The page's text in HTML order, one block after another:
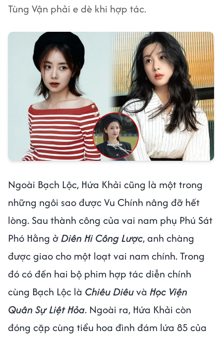
Tùng Vận phải e dè khi hợp tác.
Ngoài Bạch Lộc, Hứa Khải cũng là một trong
những ngôi sao được Vu Chính nâng đỡ hết
lòng. Sau thành công của vai nam phụ Phú Sát
Phó Hằng ởDiên Hi Công Lược, anh chàng
được giao cho một loạt vai nam chính. Trong
đó có đến hai bộ phim hợp tác diễn chính
cùng Bạch Lộc là Chiêu Diêuvà Học Viện
Quân Sự Liệt Hỏa. Ngoài ra, Hứa Khải còn
đóng cặp cùng tiểu hoa đình đám lứa 85 của